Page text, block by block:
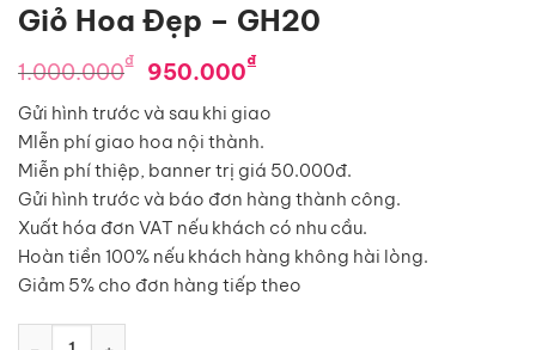
Giỏ Hoa Đẹp – GH20
1.000.000₫ Giá
gốc
là:
1.000.000₫.
950.000₫Giá
tại
là:
950.000₫.
Gửi hình trước và sau khi giao
MIễn phí giao hoa nội thành.
Miễn phí thiệp, banner trị giá 50.000đ.
Gửi hình trước và báo đơn hàng thành công.
Xuất hóa đơn VAT nếu khách có nhu cầu.
Hoàn tiền 100% nếu khách hàng không hài lòng.
Giảm 5% cho đơn hàng tiếp theo
Giỏ Hoa Đẹp – GH20 số lượng